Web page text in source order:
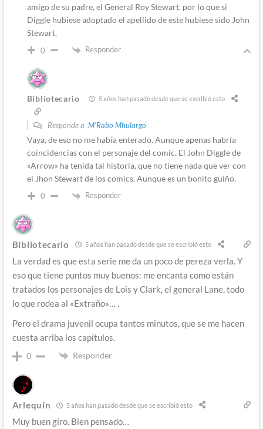
amigo de su padre, el General Roy Stewart, por lo que si
Diggle hubiese adoptado el apellido de este hubiese sido John
Stewart.
0 Responder
Bibliotecario 5 años han pasado desde que se escribió esto
Responde a M'Rabo Mhulargo
Vaya, de eso no me había enterado. Aunque apenas habría
coincidencias con el personaje del comic. El John Diggle de
«Arrow» ha tenida tal historia, que no tiene nada que ver con
el Jhon Stewart de los comics. Aunque es un bonito guiño.
0 Responder
Bibliotecario 5 años han pasado desde que se escribió esto
La verdad es que esta serie me da un poco de pereza verla. Y
eso que tiene puntos muy buenos: me encanta como están
tratados los personajes de Lois y Clark, el general Lane, todo
lo que rodea al «Extraño»… .
Pero el drama juvenil ocupa tantos minutos, que se me hacen
cuesta arriba los capítulos.
0 Responder
Arlequín 5 años han pasado desde que se escribió esto
Muy buen giro. Bien pensado…